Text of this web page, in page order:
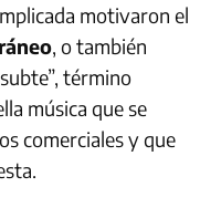
motivaron el
, o también
término
música que se
comerciales y que